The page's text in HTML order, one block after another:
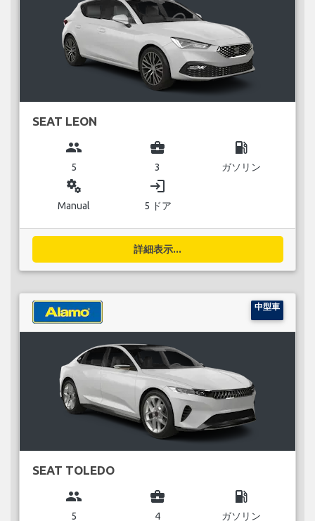
SEAT LEON
group
5
business_center
3
local_gas_station
ガソリン
miscellaneous_services
Manual
login
5 ドア
詳細表示...
中型車
SEAT TOLEDO
group
5
business_center
4
local_gas_station
ガソリン